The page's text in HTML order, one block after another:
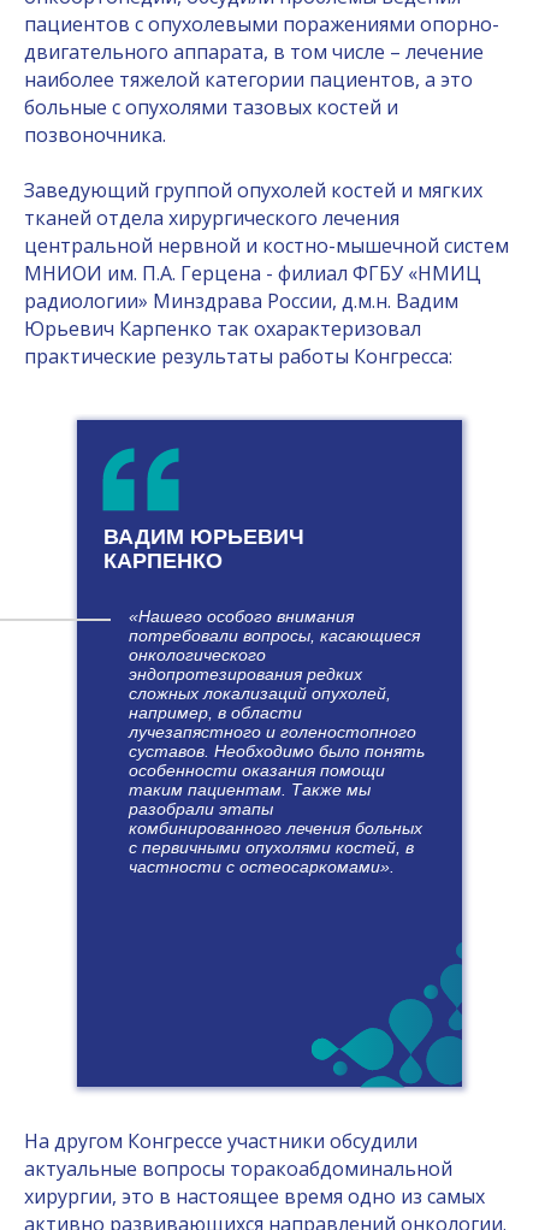
терапии при опухолях легких (кибернож). В
программе Конгресса заявлены факторы
прогнозов, предоперационной оценки
пациентов и вообще весь комплекс
вопросов, наиболее интересных для
Будем рады видеть Вас в числе
участников Конгресса!
ПОДРОБНЕЕ
пациентов с опухолевыми поражениями опорно-
двигательного аппарата, в том числе – лечение
наиболее тяжелой категории пациентов, а это
больные с опухолями тазовых костей и
позвоночника.
Заведующий группой опухолей костей и мягких
тканей отдела хирургического лечения
центральной нервной и костно-мышечной систем
МНИОИ им. П.А. Герцена - филиал ФГБУ «НМИЦ
радиологии» Минздрава России, д.м.н. Вадим
Юрьевич Карпенко так охарактеризовал
практические результаты работы Конгресса:
ВАДИМ ЮРЬЕВИЧ
КАРПЕНКО
«Нашего особого внимания
потребовали вопросы, касающиеся
онкологического
эндопротезирования редких
сложных локализаций опухолей,
например, в области
лучезапястного и голеностопного
суставов. Необходимо было понять
особенности оказания помощи
таким пациентам. Также мы
разобрали этапы
комбинированного лечения больных
с первичными опухолями костей, в
частности с остеосаркомами».
Программе Конгресса –порядка 8
В Программе Конгресса
На другом Конгрессе участники обсудили
актуальные вопросы торакоабдоминальной
хирургии, это в настоящее время одно из самых
активно развивающихся направлений онкологии.